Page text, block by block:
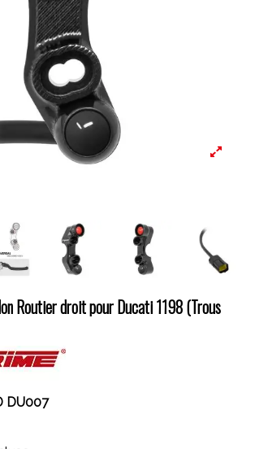
Routier droit pour Ducati 1198 (Trous
DU007